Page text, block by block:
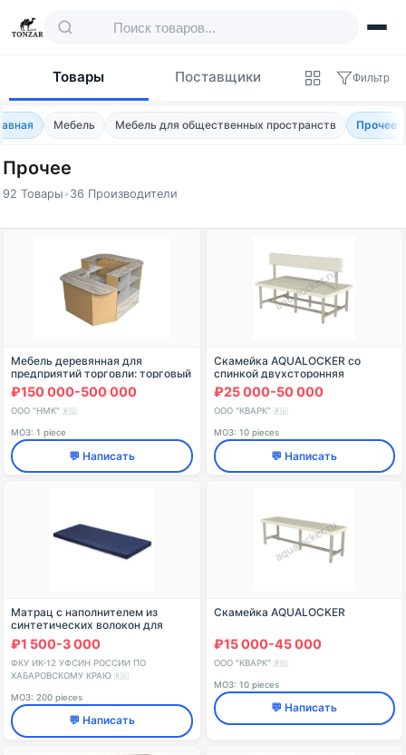
Товары Поставщики Фильтр
Мебель Мебель для общественных пространств Прочее
Прочее
92 Товары •36 Производители
Мебель деревянная для
предприятий торговли: торговый
островок торговой марки
"Edelwood"
₽150 000-500 000
ООО "НМК" 🇷🇺
МОЗ: 1 piece
💬 Написать
Скамейка AQUALOCKER со
спинкой двухсторонняя
₽25 000-50 000
ООО "КВАРК" 🇷🇺
МОЗ: 10 pieces
💬 Написать
Матрац с наполнителем из
синтетических волокон для
осужденных тип А
₽1 500-3 000
ФКУ ИК-12 УФСИН РОССИИ ПО
ХАБАРОВСКОМУ КРАЮ 🇷🇺
МОЗ: 200 pieces
💬 Написать
Скамейка AQUALOCKER
₽15 000-45 000
ООО "КВАРК" 🇷🇺
МОЗ: 10 pieces
💬 Написать